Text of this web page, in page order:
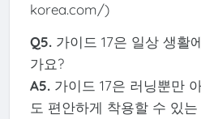
korea.com/)
Q5.가이드 17은 일상 생활
가요?
A5.가이드 17은 러닝뿐만
도 편안하게 착용할 수 있